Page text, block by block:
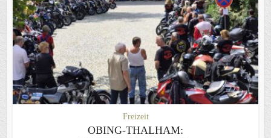
Freizeit
OBING-THALHAM: